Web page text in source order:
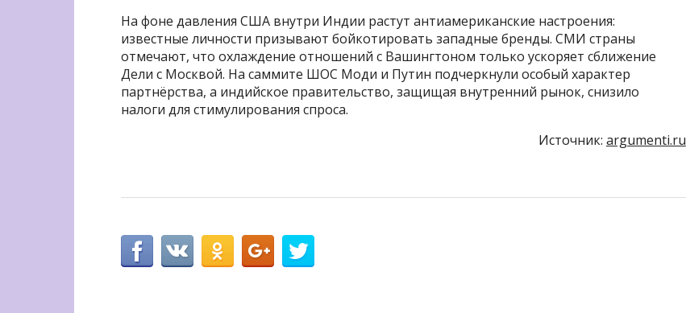
На фоне давления США внутри Индии растут антиамериканские настроения:
известные личности призывают бойкотировать западные бренды. СМИ страны
отмечают, что охлаждение отношений с Вашингтоном только ускоряет сближение
Дели с Москвой. На саммите ШОС Моди и Путин подчеркнули особый характер
партнёрства, а индийское правительство, защищая внутренний рынок, снизило
налоги для стимулирования спроса.
Источник: argumenti.ru